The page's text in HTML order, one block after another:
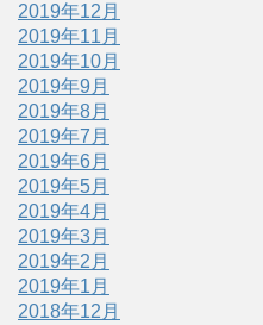
2019年12月
2019年11月
2019年10月
2019年9月
2019年8月
2019年7月
2019年6月
2019年5月
2019年4月
2019年3月
2019年2月
2019年1月
2018年12月